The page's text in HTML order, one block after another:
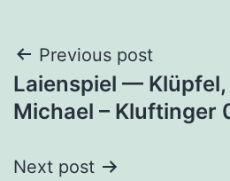
Post
navigation
Previous post
Laienspiel — Klüpfel,
Michael – Kluftinger
Next post